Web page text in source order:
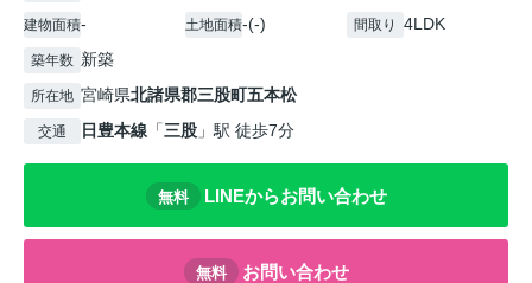
建物面積- 土地面積-(-) 間取り 4LDK
築年数 新築
所在地 宮崎県北諸県郡三股町五本松
交通 日豊本線 「三股 」駅 徒歩7分
無料 LINEからお問い合わせ
無料 お問い合わせ